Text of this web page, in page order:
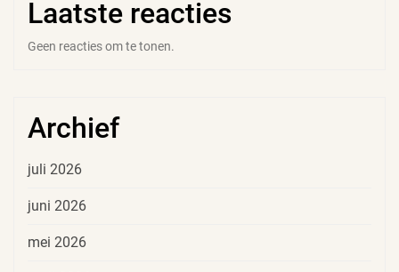
Laatste reacties
Geen reacties om te tonen.
Archief
juli 2026
juni 2026
mei 2026